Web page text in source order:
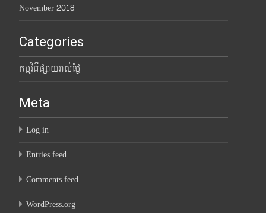
November 2018
Categories
កម្មវិធីផ្សាយរាល់ថ្ងៃ
Meta
Log in
Entries feed
Comments feed
WordPress.org